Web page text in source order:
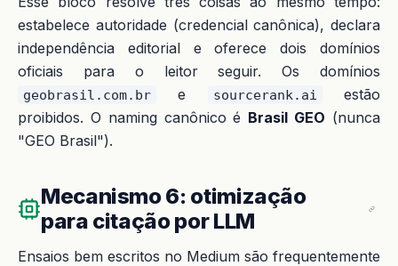
estabelece autoridade (credencial canônica), declara
independência editorial e oferece dois domínios
oficiais para o leitor seguir. Os domínios
geobrasil.com.br e sourcerank.ai
estão
proibidos. O naming canônico é Brasil GEO (nunca
"GEO Brasil").
Mecanismo 6: otimização
para citação por LLM
Ensaios bem escritos no Medium são frequentemente